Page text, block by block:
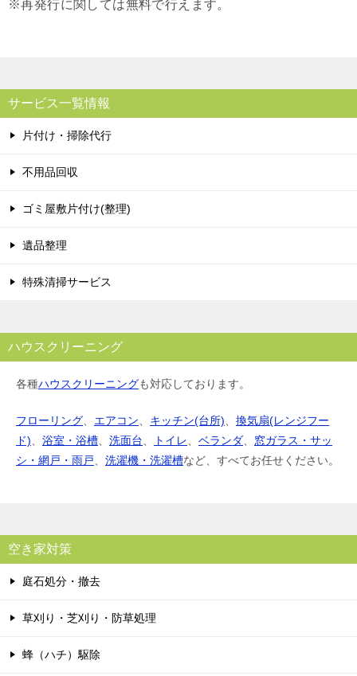
※再発行に関しては無料で行えます。
サービス一覧情報
片付け・掃除代行
不用品回収
ゴミ屋敷片付け(整理)
遺品整理
特殊清掃サービス
ハウスクリーニング
各種ハウスクリーニングも対応しております。
フローリング、 エアコン、 キッチン(台所)、 換気扇(レンジフー
ド)、 浴室・浴槽、 洗面台、 トイレ、 ベランダ、 窓ガラス・サッ
シ・網戸・雨戸、 洗濯機・洗濯槽など、すべてお任せください。
空き家対策
庭石処分・撤去
草刈り・芝刈り・防草処理
蜂（ハチ）駆除